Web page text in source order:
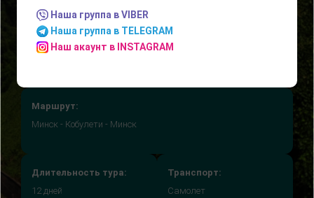
(ОТДЫХ НА МОРЕ)
Маршрут:
Минск - Кобулети - Минск
Длительность тура:
12 дней
Транспорт:
Самолет
Наша группа в VIBER
Наша группа в TELEGRAM
Наш акаунт в INSTAGRAM